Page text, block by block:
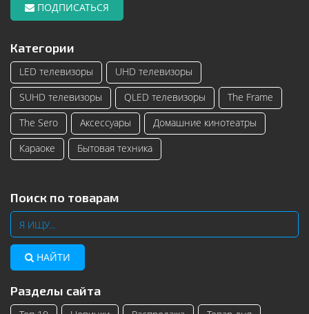
ПОДПИСАТЬСЯ
Категории
LED телевизоры
UHD телевизоры
SUHD телевизоры
QLED телевизоры
The Frame
The Sero
Аксессуары
Домашние кинотеатры
Караоке
Бытовая техника
Поиск по товарам
НАЙТИ
Разделы сайта